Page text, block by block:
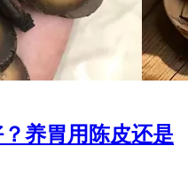
养胃用陈皮还是